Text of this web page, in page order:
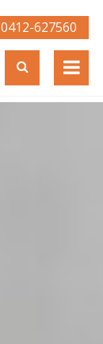
0412-627560­